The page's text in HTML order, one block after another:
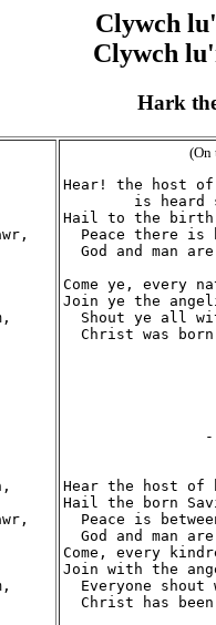
Clywch
Clywch
Hark
(On
Hear! the host of
is heard
Hail to the birth
Peace there is
God and man
Come ye, every
Join ye the
Shout ye all
Hear the host of
Hail the born
Peace is
God and man
Come, every
Join with the
Everyone shout
Christ has